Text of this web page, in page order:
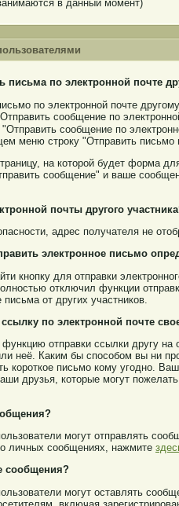
в данный момент)
письма по электронной почте
по электронной почте
сообщение по
меню строку "Отправить письмо
на которой будет форма
сообщение" и ваше
почты другого
адрес получателя не
электронное письмо
кнопку для отправки
отключил функции
от других участников.
по электронной почте
отправки ссылки другу
неё. Каким бы способом вы ни
короткое письмо кому угодно.
друзья, которые могут
могут отправлять
личных сообщениях, нажмите
сообщения?
могут оставлять